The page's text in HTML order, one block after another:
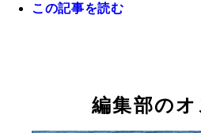
この記事を読む
編集部のオ